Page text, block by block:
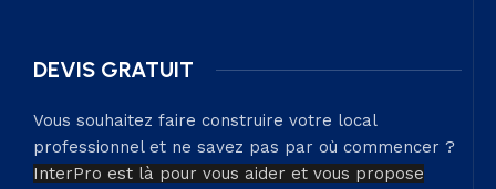
DEVIS GRATUIT
Vous souhaitez faire construire votre local
professionnel et ne savez pas par où commencer ?
InterPro est là pour vous aider et vous propose